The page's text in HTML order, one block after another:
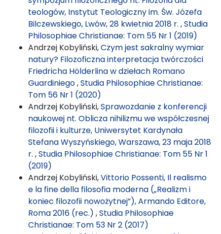
teologów, Instytut Teologiczny im. Św. Józefa
Bilczewskiego, Lwów, 28 kwietnia 2018 r. ,Studia
Philosophiae Christianae: Tom 55 Nr 1 (2019)
Andrzej Kobyliński,Czym jest sakralny wymiar
natury? Filozoficzna interpretacja twórczości
Friedricha Hölderlina w dziełach Romano
Guardiniego,Studia Philosophiae Christianae:
Tom 56 Nr 1 (2020)
Andrzej Kobyliński,Sprawozdanie z konferencji
naukowej nt. Oblicza nihilizmu we współczesnej
filozofii i kulturze, Uniwersytet Kardynała
Stefana Wyszyńskiego, Warszawa, 23 maja 2018
r. ,Studia Philosophiae Christianae: Tom 55 Nr 1
(2019)
Andrzej Kobyliński,Vittorio Possenti, Il realismo
e la fine della filosofia moderna („Realizm i
koniec filozofii nowożytnej”), Armando Editore,
Roma 2016 (rec.) ,Studia Philosophiae
Christianae: Tom 53 Nr 2 (2017)